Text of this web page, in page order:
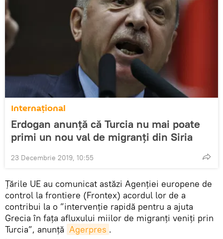
Internaţional
Erdogan anunță că Turcia nu mai poate
primi un nou val de migranți din Siria
23 Decembrie 2019, 10:55
Țările UE au comunicat astăzi Agenţiei europene de
control la frontiere (Frontex) acordul lor de a
contribui la o ”intervenţie rapidă pentru a ajuta
Grecia în faţa afluxului miilor de migranţi veniţi prin
Turcia”, anunță Agerpres .